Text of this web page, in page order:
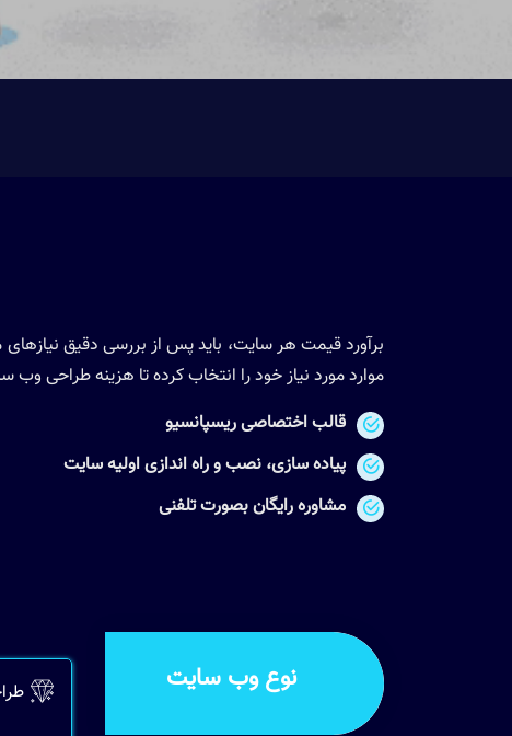
برآورد قیمت هر سایت، باید پس از بررسی دقیق
موارد مورد نیاز خود را انتخاب کرده تا هزینه طراحی وب
قالب اختصاصی ریسپانسیو
پیاده سازی، نصب و راه اندازی اولیه سایت
مشاوره رایگان بصورت تلفنی
نوع وب سایت